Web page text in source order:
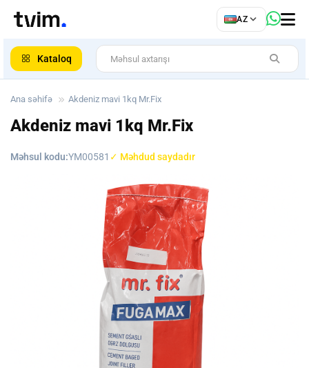
AZ
Kataloq
Ana səhifə Akdeniz mavi 1kq Mr.Fix
Akdeniz mavi 1kq Mr.Fix
Məhsul kodu:YM00581 ✓ Məhdud saydadır